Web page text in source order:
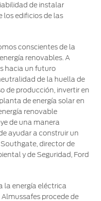
de instalar
los edificios de las
conscientes de la
renovables. A
hacia un futuro
de la huella de
de producción, invertir en
de energía solar en
renovable
de una manera
ayudar a construir un
director de
y de Seguridad, Ford
la energía eléctrica
procede de